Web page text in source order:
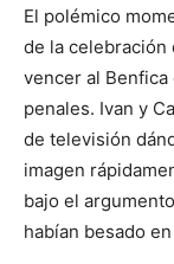
El polémico
de la celebración
vencer al
penales. Ivan y
de televisión
imagen
bajo el
habían besado